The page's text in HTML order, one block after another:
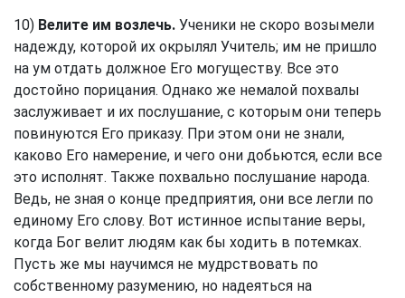
10) Велите им возлечь. Ученики не скоро возымели
надежду, которой их окрылял Учитель; им не пришло
на ум отдать должное Его могуществу. Все это
достойно порицания. Однако же немалой похвалы
заслуживает и их послушание, с которым они теперь
повинуются Его приказу. При этом они не знали,
каково Его намерение, и чего они добьются, если все
это исполнят. Также похвально послушание народа.
Ведь, не зная о конце предприятия, они все легли по
единому Его слову. Вот истинное испытание веры,
когда Бог велит людям как бы ходить в потемках.
Пусть же мы научимся не мудрствовать по
собственному разумению, но надеяться на